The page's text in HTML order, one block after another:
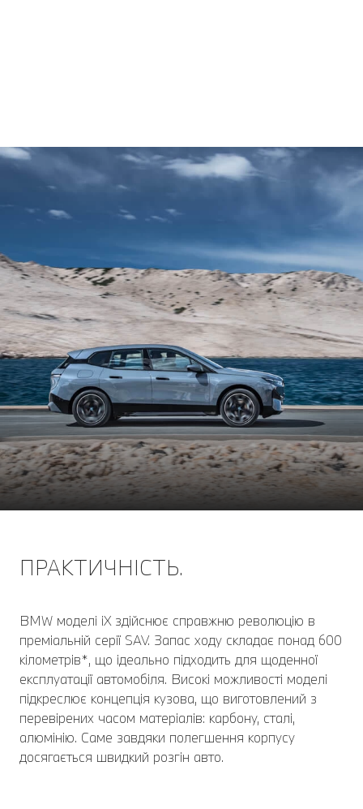
ПРАКТИЧНІСТЬ.
BMW моделі iX здійснює справжню революцію в
преміальній серії SAV. Запас ходу складає понад 600
кілометрів*, що ідеально підходить для щоденної
експлуатації автомобіля. Високі можливості моделі
підкреслює концепція кузова, що виготовлений з
перевірених часом матеріалів: карбону, сталі,
алюмінію. Саме завдяки полегшення корпусу
досягається швидкий розгін авто.